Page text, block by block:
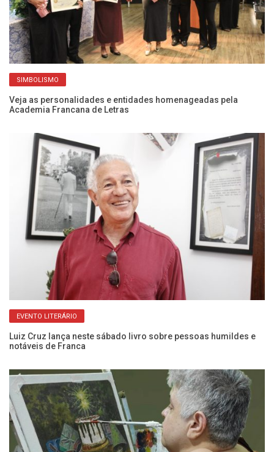
SIMBOLISMO
Veja as personalidades e entidades homenageadas pela
Academia Francana de Letras
EVENTO LITERÁRIO
Luiz Cruz lança neste sábado livro sobre pessoas humildes e
notáveis de Franca